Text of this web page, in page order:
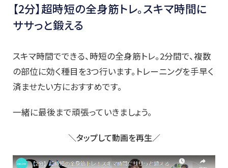
【2分】超時短の全身筋トレ。スキマ時間に
ササっと鍛える
スキマ時間でできる、時短の全身筋トレ。2分間で、複数
の部位に効く種目を3つ行います。トレーニングを手早く
済ませたい方におすすめです。
一緒に最後まで頑張っていきましょう。
＼タップして動画を再生／